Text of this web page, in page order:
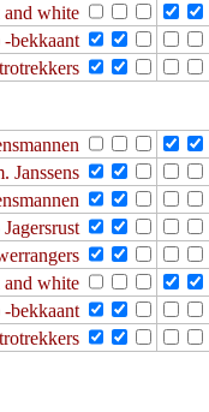
white
bekkaant
Janssens
white
bekkaant